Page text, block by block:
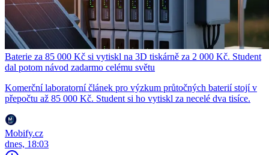
Baterie za 85 000 Kč si vytiskl na 3D tiskárně za 2 000 Kč. Student
dal potom návod zadarmo celému světu
Komerční laboratorní článek pro výzkum průtočných baterií stojí v
přepočtu až 85 000 Kč. Student si ho vytiskl za necelé dva tisíce.
Mobify.cz
dnes, 18:03